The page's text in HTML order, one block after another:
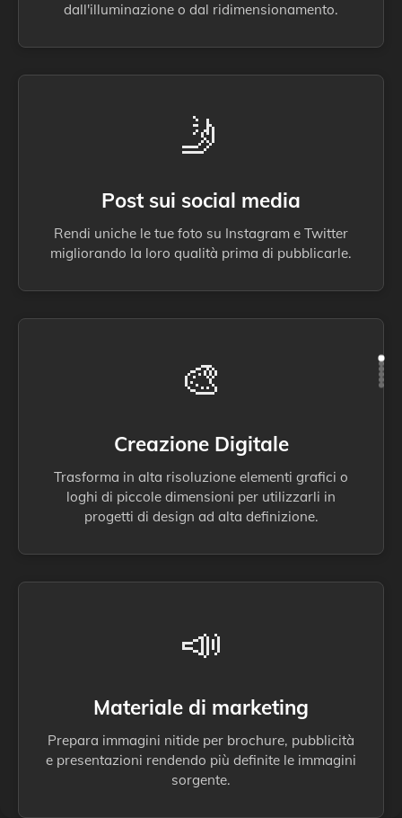
dall'illuminazione o dal ridimensionamento.
🤳
Post sui social media
Rendi uniche le tue foto su Instagram e Twitter
migliorando la loro qualità prima di pubblicarle.
🎨
Creazione Digitale
Trasforma in alta risoluzione elementi grafici o
loghi di piccole dimensioni per utilizzarli in
progetti di design ad alta definizione.
📣
Materiale di marketing
Prepara immagini nitide per brochure, pubblicità
e presentazioni rendendo più definite le immagini
sorgente.